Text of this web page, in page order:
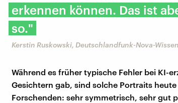
erkennen können. Das ist
so."
Kerstin Ruskowski, Deutschlandfunk-Nova-
Während es früher typische Fehler bei KI-
Gesichtern gab, sind solche Portraits
Forschenden: sehr symmetrisch, sehr